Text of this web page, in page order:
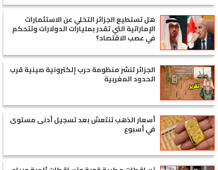
هل تستطيع الجزائر التخلي عن الاستثمارات
الإماراتية التي تقدر بمليارات الدولارات وتتحكم
في عصب الاقتصاد؟
الجزائر تنشر منظومة حرب إلكترونية صينية قرب
الحدود المغربية
أسعار الذهب تنتعش بعد تسجيل أدنى مستوى
في أسبوع